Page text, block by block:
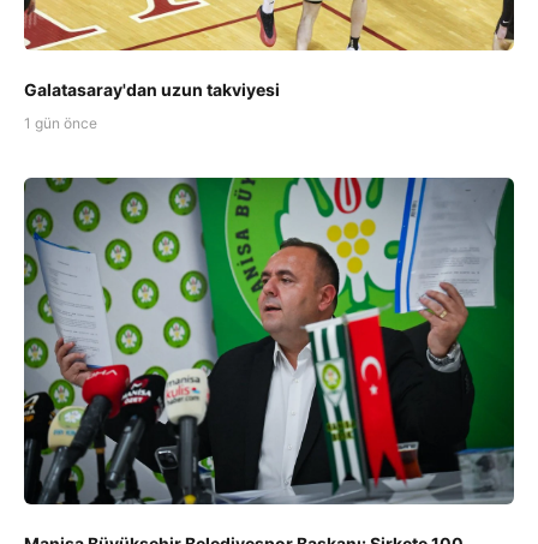
Galatasaray'dan uzun takviyesi
1 gün önce